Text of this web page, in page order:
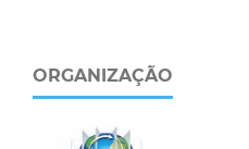
ORGANIZAÇÃO